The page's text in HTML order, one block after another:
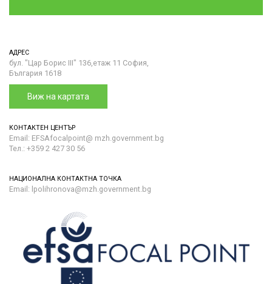
АДРЕС
бул. "Цар Борис III" 136,етаж 11 София,
България 1618
Виж на картата
КОНТАКТЕН ЦЕНТЪР
Email: EFSAfocalpoint@ mzh.government.bg
Тел.: +359 2 427 30 56
НАЦИОНАЛНА КОНТАКТНА ТОЧКА
Email: lpolihronova@mzh.government.bg